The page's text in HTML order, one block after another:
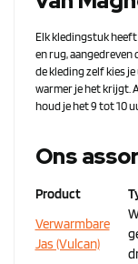
Elk kledingstuk
en rug, aangedreven
de kleding zelf kies
warmer je het krijgt.
houd je het 9 tot 10
Ons
Product
Verwarmbare
Jas (Vulcan)